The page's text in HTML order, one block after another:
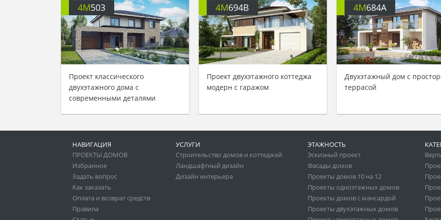
4M503
Проект классического
двухэтажного дома с
современными деталями
4M694B
Проект двухэтажного коттеджа
модерн с гаражом
4M684A
Двухэтажный дом с
террасой
НАВИГАЦИЯ
ПРОЕКТЫ ДОМОВ
Избранное
Задать вопрос
Как заказать
Оплата и возврат средств
Правила
УСЛУГИ
Строительство домов и коттеджей
Ландшафтный дизайн
Дизайн интерьера
ЭТАЖНОСТЬ
Эскизный проект
Фасады домов
Проекты домов 10 на 12
Проекты одноэтажных домов
Проекты домов с мансардой
Проекты двухэтажных домов